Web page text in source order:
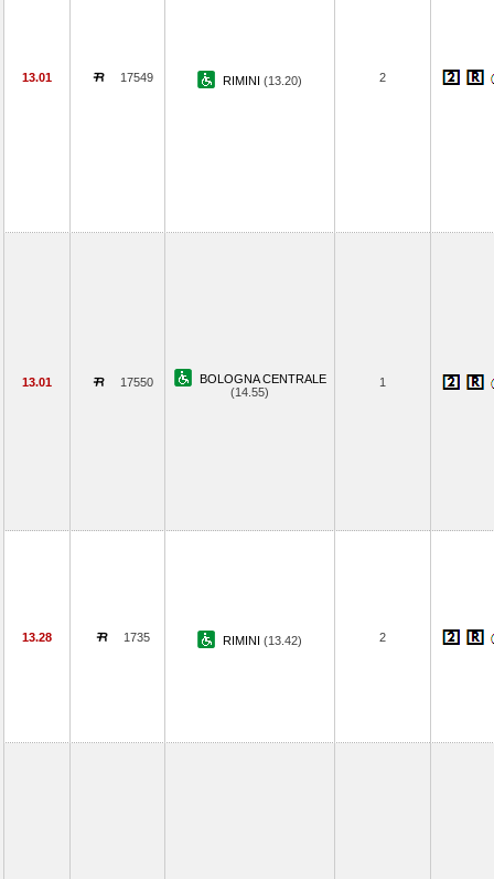
13.01 17549 RIMINI (13.20) 2
13.01 17550
BOLOGNA CENTRALE
(14.55)
1
13.28 1735 RIMINI (13.42) 2